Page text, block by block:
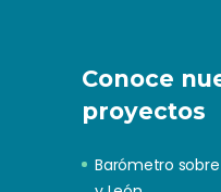
Conoce
proyectos
Barómetro